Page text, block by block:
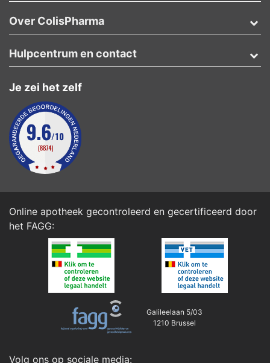
Over ColisPharma
Je zei het zelf
Hulpcentrum en contact
Online apotheek gecontroleerd en gecertificeerd door
het FAGG:
Galileelaan 5/03
1210 Brussel
Volg ons op sociale media: